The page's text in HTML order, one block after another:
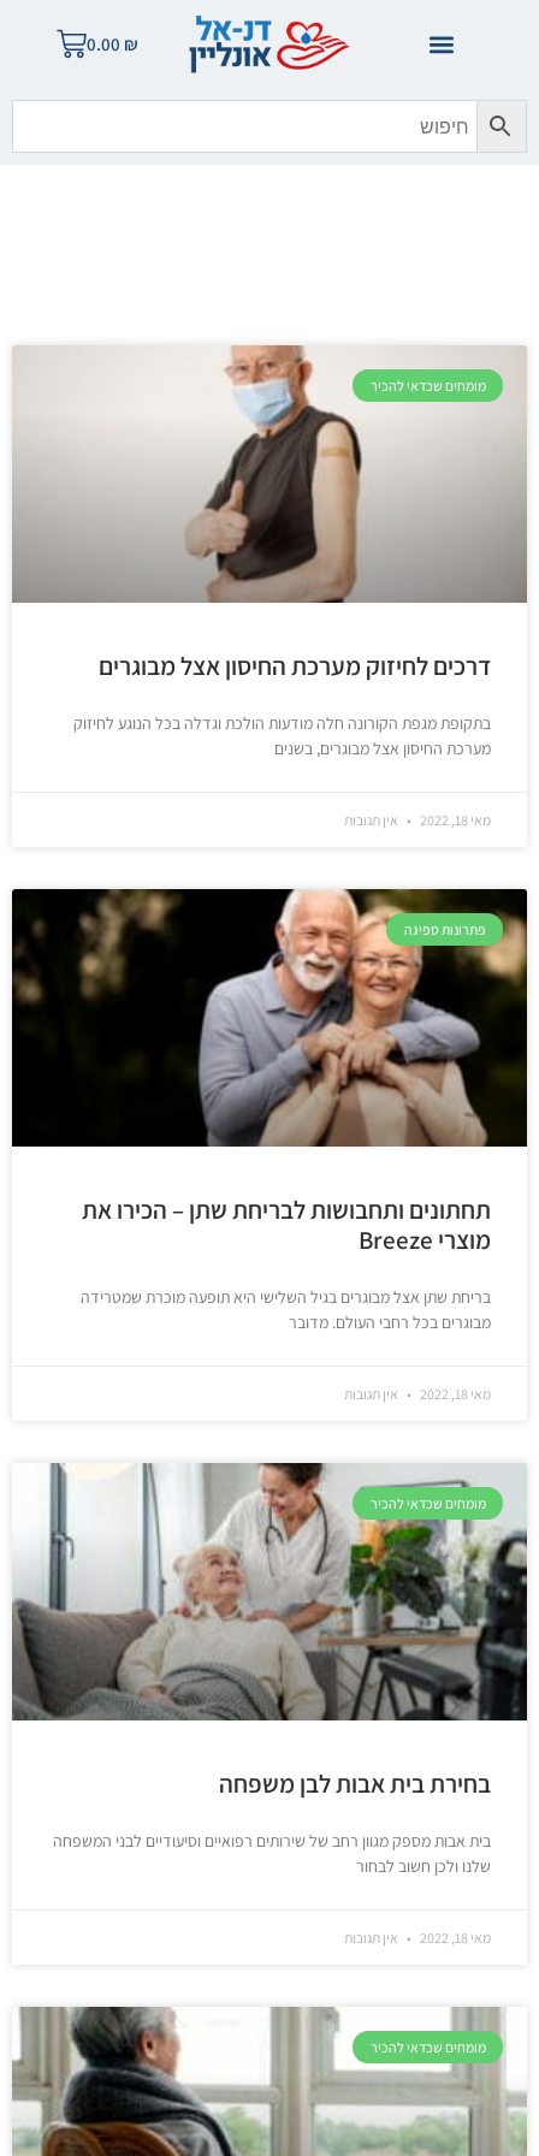
0.00 ₪
מומחים שכדאי להכיר
דרכים לחיזוק מערכת החיסון אצל מבוגרים
בתקופת מגפת הקורונה חלה מודעות הולכת וגדלה בכל הנוגע לחיזוק
מערכת החיסון אצל מבוגרים, בשנים
מאי 18, 2022 אין תגובות
פתרונות ספיגה
תחתונים ותחבושות לבריחת שתן – הכירו את
מוצרי Breeze
בריחת שתן אצל מבוגרים בגיל השלישי היא תופעה מוכרת שמטרידה
מבוגרים בכל רחבי העולם. מדובר
מאי 18, 2022 אין תגובות
מומחים שכדאי להכיר
בחירת בית אבות לבן משפחה
בית אבות מספק מגוון רחב של שירותים רפואיים וסיעודיים לבני המשפחה
שלנו ולכן חשוב לבחור
מאי 18, 2022 אין תגובות
מומחים שכדאי להכיר